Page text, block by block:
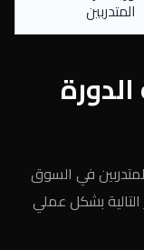
المتدربين
في السوق
بشكل عملي